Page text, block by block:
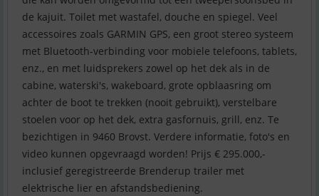
de kajuit. Toilet met wastafel, douche en spiegel. Veel
accessoires zoals GARMIN GPS, een groot stereo systeem
met Bluetooth-verbinding voor mobiele telefoons, tablets,
enz., en met luidsprekers zowel op het dek als in de
cabine, waterski's, wakeboard, grote opblaasring om
achter de boot te trekken (nooit gebruikt), verstelbare
stoelen voor op het dek, extra gasfornuis, grill, enz. Te
bezichtigen in 9460 Brovst. Verdere informatie, foto's en
video kunnen opgevraagd worden! Prijs € 295.000,-
inclusief geregistreerde Brenderup trailer met
elektrische lier en afstandsbediening.